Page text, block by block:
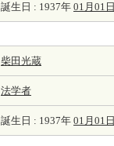
誕生日 : 1937年 01月01日
柴田光蔵
法学者
誕生日 : 1937年 01月01日